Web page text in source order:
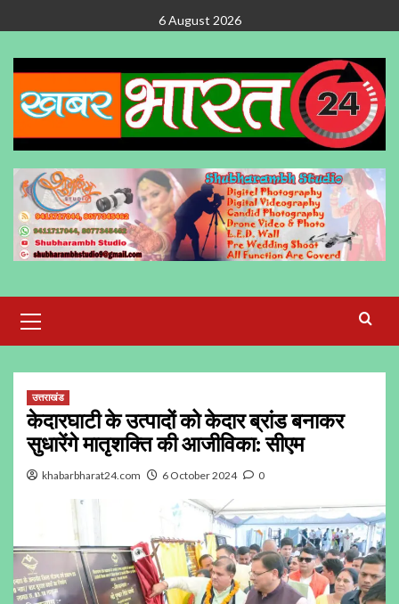
to
content
6 August 2026
Menu
उत्तराखंड
केदारघाटी के उत्पादों को केदार ब्रांड बनाकर
सुधारेंगे मातृशक्ति की आजीविका: सीएम
khabarbharat24.com 6 October 2024 0